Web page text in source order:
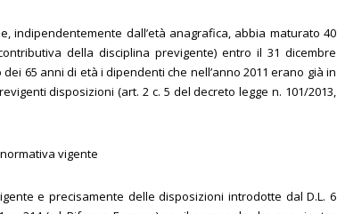
indipendentemente dall’età anagrafica, abbia maturato 40
della disciplina previgente) entro il 31 dicembre
65 anni di età i dipendenti che nell’anno 2011 erano già in
disposizioni (art. 2 c. 5 del decreto legge n. 101/2013,
vigente
e precisamente delle disposizioni introdotte dal D.L. 6